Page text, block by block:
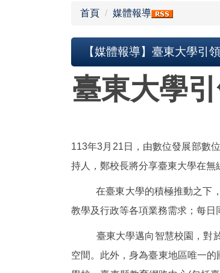
首頁 媒體報導
【媒體報導】臺東大學
臺東大學
113年3月21日，由數位發展部數
持人，鄭校長將分享臺東大學在無
在臺東大學的積極推動之下，
教學及行政等各項業務需求；每日
臺東大學邁向智慧校園，對於
空間。此外，身為臺東地區唯一